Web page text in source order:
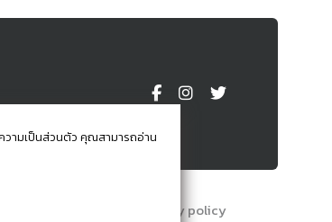
วามเป็นส่วนตัว คุณสามารถอ่าน
Privacy policy